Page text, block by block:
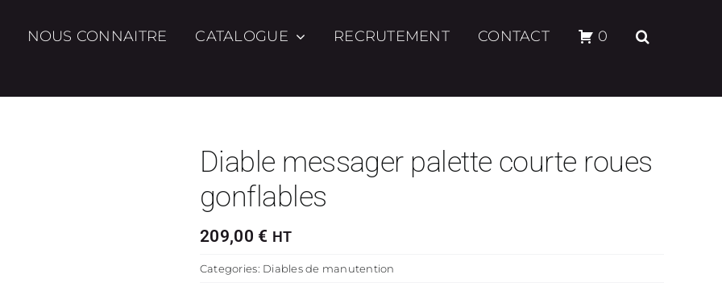
NOUS CONNAITRE CATALOGUE RECRUTEMENT CONTACT 0
Diable messager palette courte roues
gonflables
209,00 € HT
Categories: Diables de manutention